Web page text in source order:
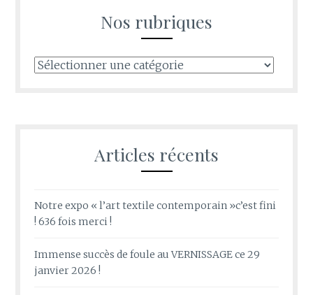
Nos rubriques
Nos
Articles récents
Notre expo « l’art textile contemporain »c’est fini
! 636 fois merci !
Immense succès de foule au VERNISSAGE ce 29
janvier 2026 !